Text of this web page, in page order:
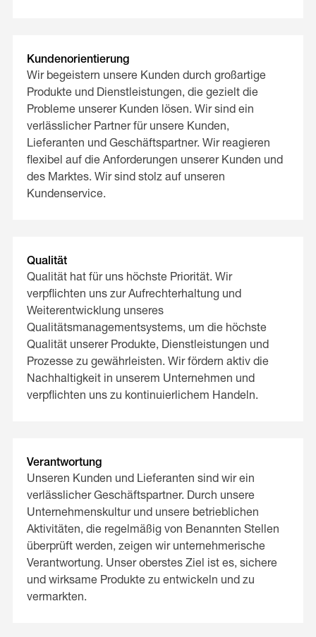
Kundenorientierung
Wir begeistern unsere Kunden durch großartige
Produkte und Dienstleistungen, die gezielt die
Probleme unserer Kunden lösen. Wir sind ein
verlässlicher Partner für unsere Kunden,
Lieferanten und Geschäftspartner. Wir reagieren
flexibel auf die Anforderungen unserer Kunden und
des Marktes. Wir sind stolz auf unseren
Kundenservice.
Qualität
Qualität hat für uns höchste Priorität. Wir
verpflichten uns zur Aufrechterhaltung und
Weiterentwicklung unseres
Qualitätsmanagementsystems, um die höchste
Qualität unserer Produkte, Dienstleistungen und
Prozesse zu gewährleisten. Wir fördern aktiv die
Nachhaltigkeit in unserem Unternehmen und
verpflichten uns zu kontinuierlichem Handeln.
Verantwortung
Unseren Kunden und Lieferanten sind wir ein
verlässlicher Geschäftspartner. Durch unsere
Unternehmenskultur und unsere betrieblichen
Aktivitäten, die regelmäßig von Benannten Stellen
überprüft werden, zeigen wir unternehmerische
Verantwortung. Unser oberstes Ziel ist es, sichere
und wirksame Produkte zu entwickeln und zu
vermarkten.